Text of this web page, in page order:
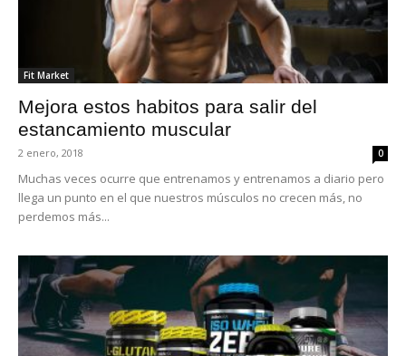
Fit Market
Mejora estos habitos para salir del
estancamiento muscular
2 enero, 2018 0
Muchas veces ocurre que entrenamos y entrenamos a diario pero
llega un punto en el que nuestros músculos no crecen más, no
perdemos más...